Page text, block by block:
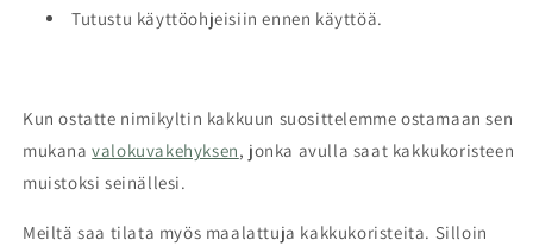
Tutustu käyttöohjeisiin ennen käyttöä.
Kun ostatte nimikyltin kakkuun suosittelemme ostamaan sen
mukanavalokuvakehyksen, jonka avulla saat kakkukoristeen
muistoksi seinällesi.
Meiltä saa tilata myös maalattuja kakkukoristeita. Silloin